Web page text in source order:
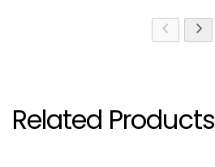
Related Products